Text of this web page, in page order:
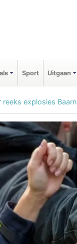
Sport Uitgaan
explosies Baarn